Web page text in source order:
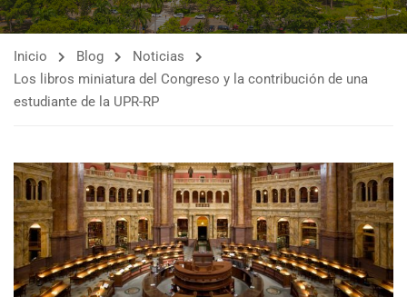
Inicio Blog
Noticias
Los libros miniatura del Congreso y la contribución de una
estudiante de la UPR-RP